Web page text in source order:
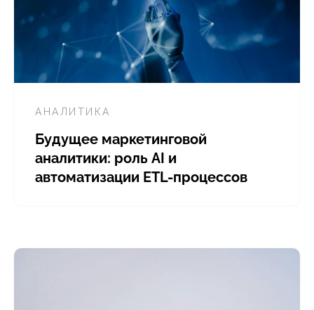
АНАЛИТИКА
Будущее маркетинговой
аналитики: роль AI и
автоматизации ETL-процессов